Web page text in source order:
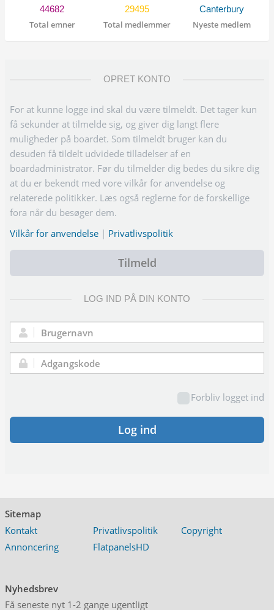
44682
Total emner
29495
Total medlemmer
Canterbury
Nyeste medlem
OPRET KONTO
For at kunne logge ind skal du være tilmeldt. Det tager kun
få sekunder at tilmelde sig, og giver dig langt flere
muligheder på boardet. Som tilmeldt bruger kan du
desuden få tildelt udvidede tilladelser af en
boardadministrator. Før du tilmelder dig bedes du sikre dig
at du er bekendt med vore vilkår for anvendelse og
relaterede politikker. Læs også reglerne for de forskellige
fora når du besøger dem.
Vilkår for anvendelse | Privatlivspolitik
Tilmeld
LOG IND PÅ DIN KONTO
Brugernavn:
Adgangskode:
Forbliv logget ind
Log ind
Sitemap
Kontakt
Privatlivspolitik
Copyright
Annoncering
FlatpanelsHD
Nyhedsbrev
Få seneste nyt 1-2 gange ugentligt